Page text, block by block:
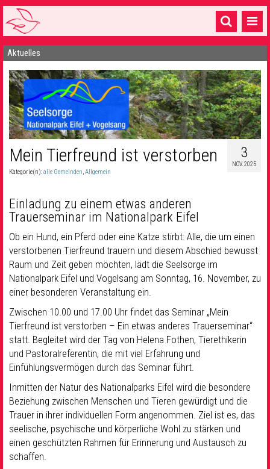
Startseite
1 Pfarrei
16 Gemeinden & mehr
Gottesdienste & Sinnsuche
Sakramente & Feste
Gemeinschaft & Soziales
Musik& Kultur
Aktuelles
3
NOV. 2025
Mein Tierfreund ist verstorben
Kategorie(n):alle Gemeinden,Allgemein
Einladung zu einem etwas anderen
Trauerseminar im Nationalpark Eifel
Ob ein Hund, ein Pferd oder eine Katze stirbt: Alle, die um einen
verstorbenen Tierfreund trauern und diesem Abschied bewusst
Raum und Zeit geben möchten, lädt die Seelsorge im
Nationalpark Eifel und Vogelsang am Sonntag, 16. November, zu
einer besonderen Veranstaltung ein.
Zwischen 10.00 und 17.00 Uhr findet das Seminar „Mein
Tierfreund ist verstorben – Ein etwas anderes Trauerseminar“
statt. Begleitet wird der Tag von Helena Fothen, Tierethikerin
und Pastoralreferentin, die mit viel Erfahrung und
Einfühlungsvermögen durch das Seminar führt.
Inmitten der Natur des Nationalparks Eifel wird die besondere
Beziehung zwischen Menschen und Tieren gewürdigt und die
Trauer in ihrer individuellen Form angenommen. Ziel ist es, das
seelische, psychische und körperliche Wohl zu stärken und
einen geschützten Rahmen für Erinnerung und Austausch zu
schaffen.